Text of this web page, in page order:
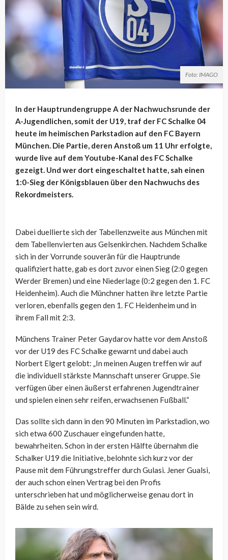
Foto: IMAGO
In der Hauptrundengruppe A der Nachwuchsrunde der
A-Jugendlichen, somit der U19, traf der FC Schalke 04
heute im heimischen Parkstadion auf den FC Bayern
München. Die Partie, deren Anstoß um 11 Uhr erfolgte,
wurde live auf dem Youtube-Kanal des FC Schalke
gezeigt. Und wer dort eingeschaltet hatte, sah einen
1:0-Sieg der Königsblauen über den Nachwuchs des
Rekordmeisters.
Dabei duellierte sich der Tabellenzweite aus München mit
dem Tabellenvierten aus Gelsenkirchen. Nachdem Schalke
sich in der Vorrunde souverän für die Hauptrunde
qualifiziert hatte, gab es dort zuvor einen Sieg (2:0 gegen
Werder Bremen) und eine Niederlage (0:2 gegen den 1. FC
Heidenheim). Auch die Münchner hatten ihre letzte Partie
verloren, ebenfalls gegen den 1. FC Heidenheim und in
ihrem Fall mit 2:3.
Münchens Trainer Peter Gaydarov hatte vor dem Anstoß
vor der U19 des FC Schalke gewarnt und dabei auch
Norbert Elgert gelobt: „In meinen Augen treffen wir auf
die individuell stärkste Mannschaft unserer Gruppe. Sie
verfügen über einen äußerst erfahrenen Jugendtrainer
und spielen einen sehr reifen, erwachsenen Fußball.“
Das sollte sich dann in den 90 Minuten im Parkstadion, wo
sich etwa 600 Zuschauer eingefunden hatte,
bewahrheiten. Schon in der ersten Hälfte übernahm die
Schalker U19 die Initiative, belohnte sich kurz vor der
Pause mit dem Führungstreffer durch Gulasi. Jener Gualsi,
der auch schon einen Vertrag bei den Profis
unterschrieben hat und möglicherweise genau dort in
Bälde zu sehen sein wird.